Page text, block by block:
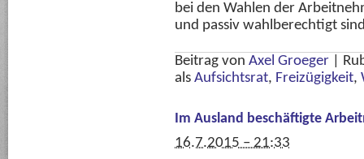
bei den Wahlen der
und passiv wahlberechtigt
Beitrag von Axel Groeger
als Aufsichtsrat, Freizügigkeit,
Im Ausland beschäftigte
16.7.2015 – 21:33